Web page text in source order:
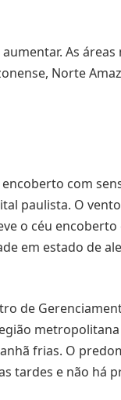
As
Norte
com
paulista. O
o céu
em estado de
de
frias. O
tardes e não há